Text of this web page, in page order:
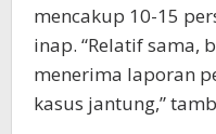
mencakup 10-15
inap. “Relatif sama,
menerima laporan
kasus jantung,”